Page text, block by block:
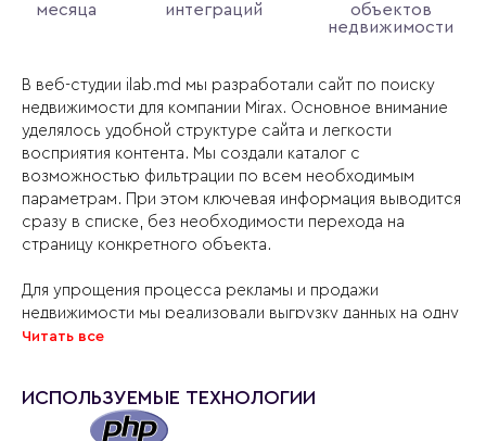
месяца интеграций
объектов
недвижимости
В веб-студии ilab.md мы разработали сайт по поиску
недвижимости для компании Mirax. Основное внимание
уделялось удобной структуре сайта и легкости
восприятия контента. Мы создали каталог с
возможностью фильтрации по всем необходимым
параметрам. При этом ключевая информация выводится
сразу в списке, без необходимости перехода на
страницу конкретного объекта.
Для упрощения процесса рекламы и продажи
недвижимости мы реализовали выгрузку данных на одну
из самых популярных площадок поиска в Молдове - 999.
выгружается на 999.
Читать все
ИСПОЛЬЗУЕМЫЕ ТЕХНОЛОГИИ